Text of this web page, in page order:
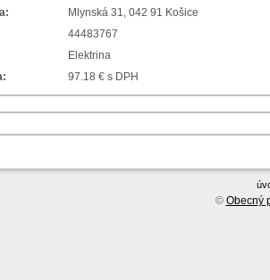
Mlynská 31, 042 91 Košice
44483767
Elektrina
97.18 € s DPH
© Obecný